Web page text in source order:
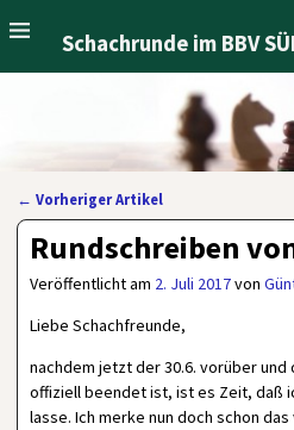
Schachrunde im BBV
Artikelnavigation
← Vorheriger Artikel
Rundschreiben
Veröffentlicht am 2. Juli 2017von
Liebe Schachfreunde,
nachdem jetzt der 30.6. vorüber und
offiziell beendet ist, ist es Zeit, daß
lasse. Ich merke nun doch schon